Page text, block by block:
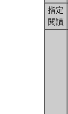
指定
閱讀